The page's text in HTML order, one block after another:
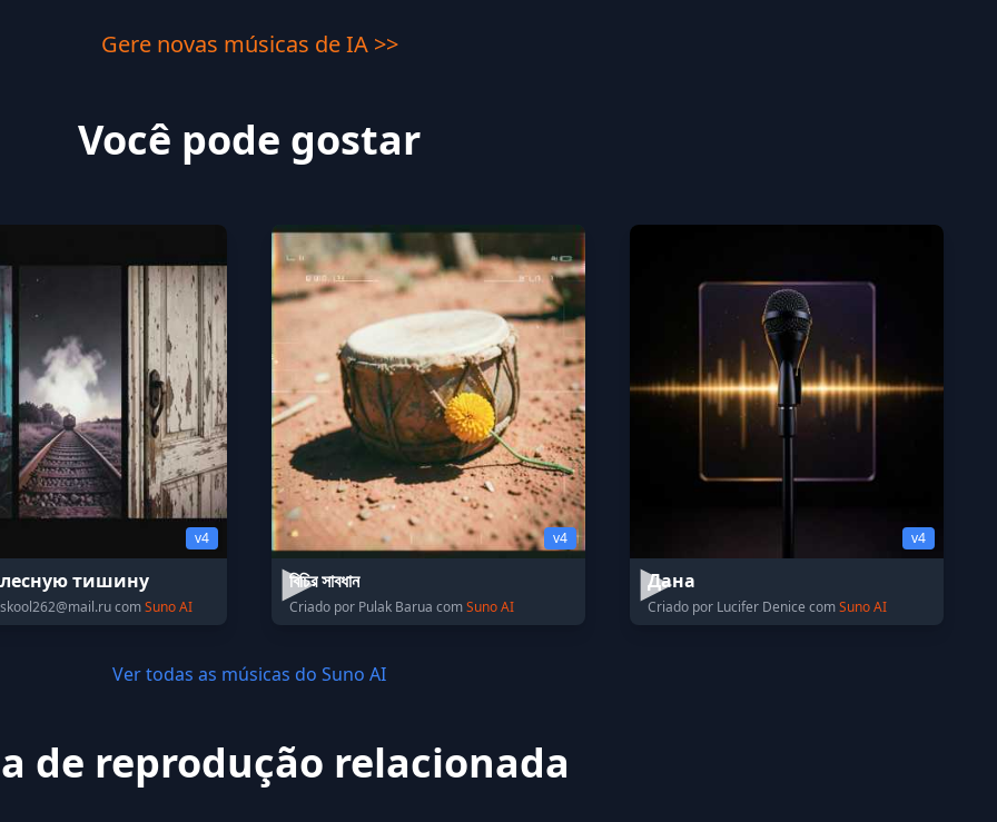
Gere novas músicas de IA >>
Você pode gostar
v4
тишину
skool262@mail.rucomSuno AI
v4
বিচির সাবধান
Criado por Pulak Barua comSuno AI
v4
Дана
Criado por Lucifer Denice comSuno AI
Ver todas as músicas do Suno AI
de reprodução relacionada